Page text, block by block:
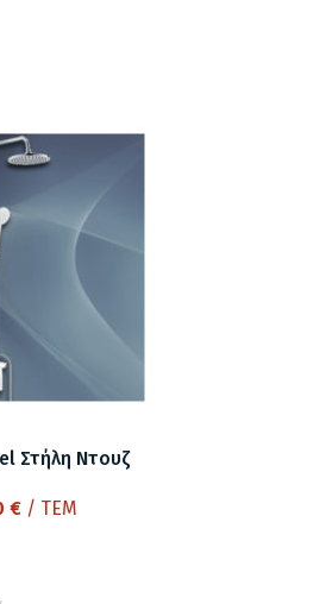
Στήλη Ντουζ
€ / ΤΕΜ